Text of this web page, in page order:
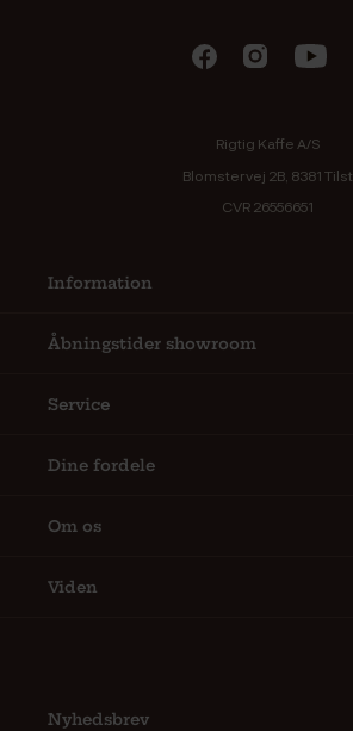
Rigtig Kaffe A/S
Blomstervej 2B, 8381 Tilst
CVR 26556651
Information
Åbningstider showroom
Service
Dine fordele
Om os
Viden
Nyhedsbrev